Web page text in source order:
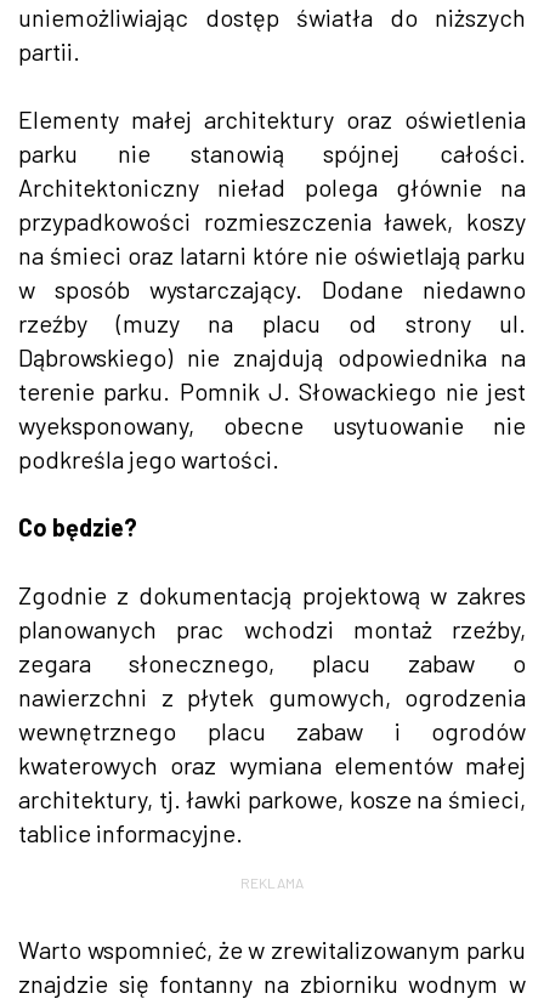
uniemożliwiając dostęp światła do niższych
partii.
Elementy małej architektury oraz oświetlenia
parku nie stanowią spójnej całości.
Architektoniczny nieład polega głównie na
przypadkowości rozmieszczenia ławek, koszy
na śmieci oraz latarni które nie oświetlają parku
w sposób wystarczający. Dodane niedawno
rzeźby (muzy na placu od strony ul.
Dąbrowskiego) nie znajdują odpowiednika na
terenie parku. Pomnik J. Słowackiego nie jest
wyeksponowany, obecne usytuowanie nie
podkreśla jego wartości.
Co będzie?
Zgodnie z dokumentacją projektową w zakres
planowanych prac wchodzi montaż rzeźby,
zegara słonecznego, placu zabaw o
nawierzchni z płytek gumowych, ogrodzenia
wewnętrznego placu zabaw i ogrodów
kwaterowych oraz wymiana elementów małej
architektury, tj. ławki parkowe, kosze na śmieci,
tablice informacyjne.
REKLAMA
Warto wspomnieć, że w zrewitalizowanym parku
znajdzie się fontanny na zbiorniku wodnym w